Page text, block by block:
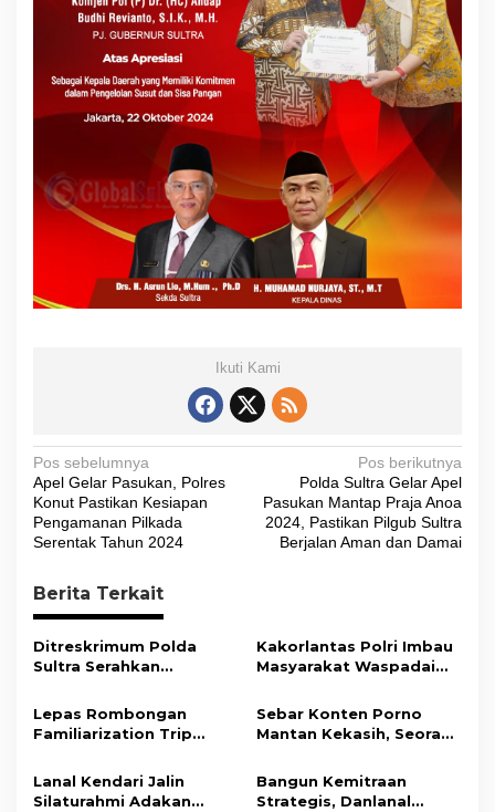
Ikuti Kami
N
a
v
g
a
s
p
o
s
Pos sebelumnya
Apel Gelar Pasukan, Polres
Konut Pastikan Kesiapan
Pengamanan Pilkada
Serentak Tahun 2024
Pos berikutnya
Polda Sultra Gelar Apel
Pasukan Mantap Praja Anoa
2024, Pastikan Pilgub Sultra
Berjalan Aman dan Damai
Berita Terkait
Ditreskrimum Polda
Sultra Serahkan
Bukti Kasus Dugaan
Penyelenggaraan
Perjalanan Ibadah Umrah
Kakorlantas Polri Imbau
Masyarakat Waspadai
Baru
Lepas Rombongan
Familiarization Trip
Promosikan Wisata dan
Gerakkan Ekonomi
Sebar Konten Porno
Mantan Kekasih, Seorang
Tahun Penjara
Lanal Kendari Jalin
Silaturahmi Adakan
Bangun Kemitraan
Strategis, Danlanal